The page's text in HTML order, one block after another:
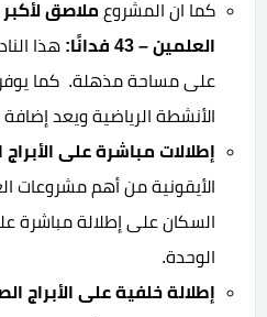
كما ان المشروع ملاصق
العلمين – 43 فدانًا:
هذا
على مساحة مذهلة. كما
الأنشطة الرياضية ويعد
إطلالات مباشرة على الأبراج
الأيقونية من أهم مشروعات
السكان على إطلالة مباشرة
الوحدة.
إطلالة خلفية على الأبراج